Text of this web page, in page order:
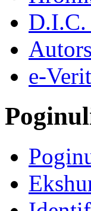
D.I.C.
e-